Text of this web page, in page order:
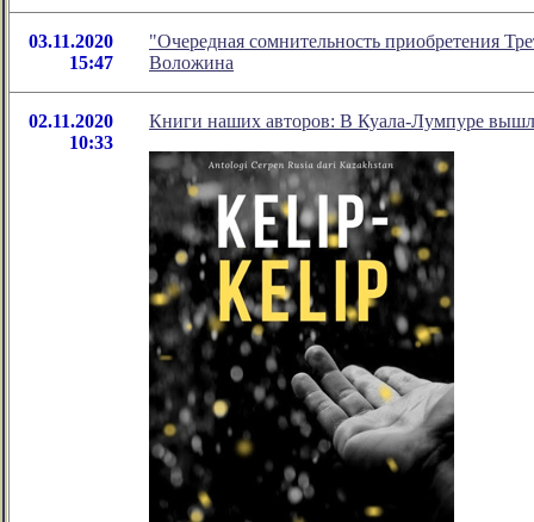
03.11.2020
15:47
"Очередная сомнительность приобретения
Воложина
02.11.2020
10:33
Книги наших авторов: В Куала-Лумпуре